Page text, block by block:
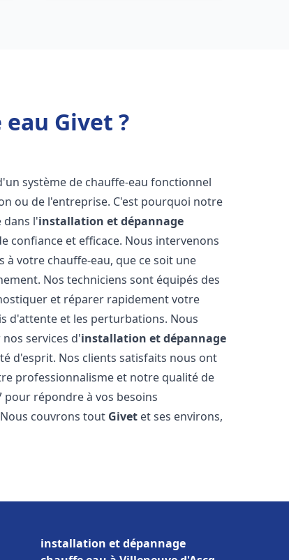
Givet ?
système de chauffe-eau fonctionnel
ou de l'entreprise. C'est pourquoi notre
dans l'installation et dépannage
confiance et efficace. Nous intervenons
votre chauffe-eau, que ce soit une
Nos techniciens sont équipés des
et réparer rapidement votre
d'attente et les perturbations. Nous
services d'installation et dépannage
d'esprit. Nos clients satisfaits nous ont
professionnalisme et notre qualité de
répondre à vos besoins
couvrons tout Givet et ses environs,
installation et dépannage